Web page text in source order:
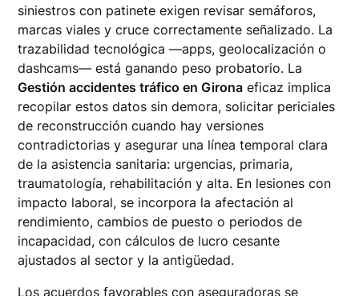
siniestros con patinete exigen revisar semáforos,
marcas viales y cruce correctamente señalizado. La
trazabilidad tecnológica —apps, geolocalización o
dashcams— está ganando peso probatorio. La
Gestión accidentes tráfico en Girona eficaz implica
recopilar estos datos sin demora, solicitar periciales
de reconstrucción cuando hay versiones
contradictorias y asegurar una línea temporal clara
de la asistencia sanitaria: urgencias, primaria,
traumatología, rehabilitación y alta. En lesiones con
impacto laboral, se incorpora la afectación al
rendimiento, cambios de puesto o periodos de
incapacidad, con cálculos de lucro cesante
ajustados al sector y la antigüedad.
Los acuerdos favorables con aseguradoras se